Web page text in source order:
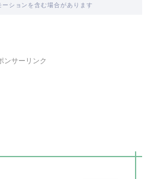
ションを含む場合があります
ンサーリンク